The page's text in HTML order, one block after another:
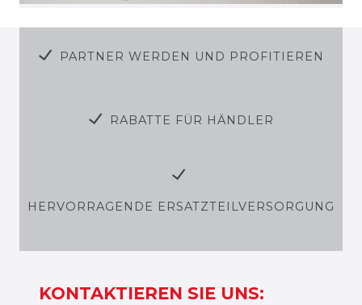
PARTNER WERDEN UND PROFITIEREN
RABATTE FÜR HÄNDLER
HERVORRAGENDE ERSATZTEILVERSORGUNG
KONTAKTIEREN SIE UNS: